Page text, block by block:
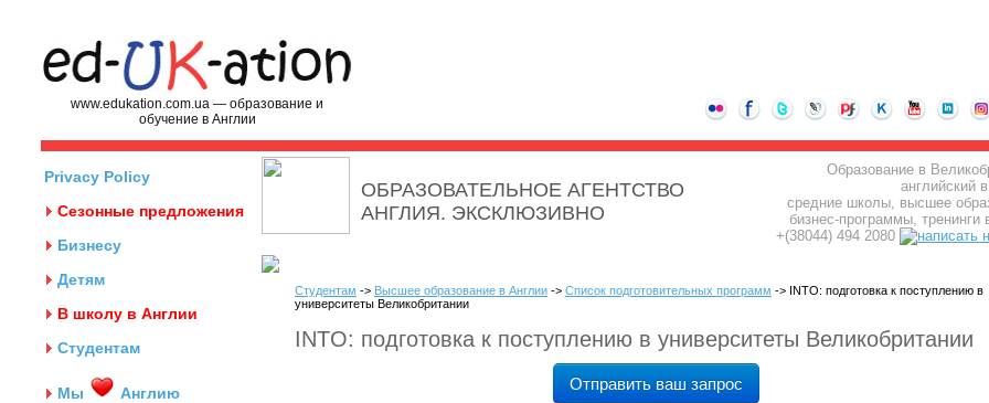
www.edukation.com.ua — образование и
обучение в Англии
Privacy Policy
Сезонные предложения
Бизнесу
Детям
В школу в Англии
Студентам
Мы
Англию
ОБРАЗОВАТЕЛЬНОЕ АГЕНТСТВО
АНГЛИЯ. ЭКСКЛЮЗИВНО
Образование в
английский
средние школы, высшее
бизнес-программы, тренинги
+(38044) 494 2080
Студентам -> Высшее образование в Англии -> Список подготовительных программ -> INTO: подготовка к поступлению в
университеты Великобритании
INTO: подготовка к поступлению в университеты Великобритании
Отправить ваш запрос